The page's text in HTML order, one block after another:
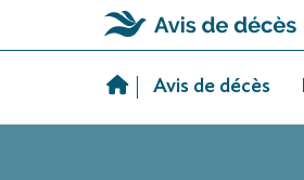
Avis de décès